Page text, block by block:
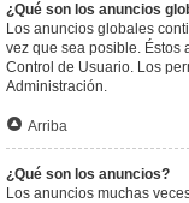
¿Qué son los anuncios
Los anuncios globales
vez que sea posible. Éstos
Control de Usuario. Los
Administración.
Arriba
¿Qué son los anuncios?
Los anuncios muchas